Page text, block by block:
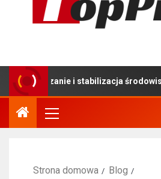
i stabilizacja środowiska stawu
Strona domowa
Blog